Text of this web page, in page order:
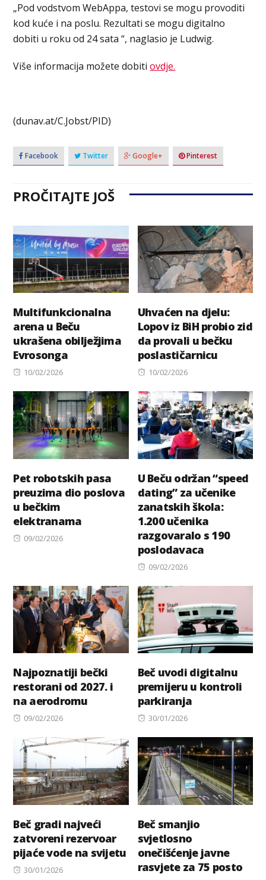
„Pod vodstvom WebAppa, testovi se mogu provoditi
kod kuće i na poslu. Rezultati se mogu digitalno
dobiti u roku od 24 sata “, naglasio je Ludwig.
Više informacija možete dobitiovdje.
(dunav.at/C.Jobst/PID)
Facebook Twitter Google+ Pinterest
PROČITAJTE JOŠ
Multifunkcionalna
arena u Beču
ukrašena obilježjima
Evrosonga
Posted
10/02/2026
Uhvaćen na djelu:
Lopov iz BiH probio zid
da provali u bečku
poslastičarnicu
Posted
10/02/2026
Pet robotskih pasa
preuzima dio poslova
u bečkim
elektranama
Posted
09/02/2026
U Beču održan “speed
dating” za učenike
zanatskih škola:
1.200 učenika
razgovaralo s 190
poslodavaca
Posted
09/02/2026
Najpoznatiji bečki
restorani od 2027. i
na aerodromu
Posted
09/02/2026
Beč uvodi digitalnu
premijeru u kontroli
parkiranja
Posted
30/01/2026
Beč gradi najveći
zatvoreni rezervoar
pijaće vode na svijetu
Posted
30/01/2026
Beč smanjio
svjetlosno
onečišćenje javne
rasvjete za 75 posto